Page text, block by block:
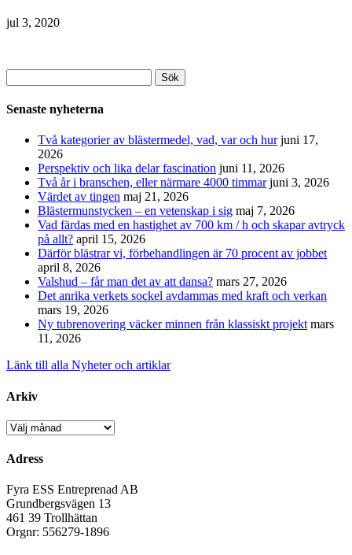
jul 3, 2020
efter:
Senaste nyheterna
Två kategorier av blästermedel, vad, var och hur juni 17,
2026
Perspektiv och lika delar fascination juni 11, 2026
Två år i branschen, eller närmare 4000 timmar juni 3, 2026
Värdet av tingen maj 21, 2026
Blästermunstycken – en vetenskap i sig maj 7, 2026
Vad färdas med en hastighet av 700 km / h och skapar avtryck
på allt? april 15, 2026
Därför blästrar vi, förbehandlingen är 70 procent av jobbet
april 8, 2026
Valshud – får man det av att dansa? mars 27, 2026
Det anrika verkets sockel avdammas med kraft och verkan
mars 19, 2026
Ny tubrenovering väcker minnen från klassiskt projekt mars
11, 2026
Länk till alla Nyheter och artiklar
Arkiv
Arkiv
Adress
Fyra ESS Entreprenad AB
Grundbergsvägen 13
461 39 Trollhättan
Orgnr: 556279-1896